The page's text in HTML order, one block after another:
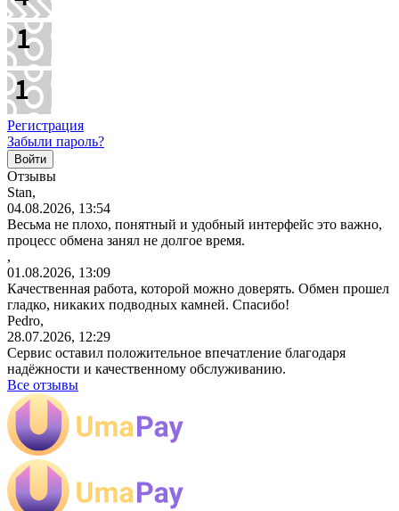
Регистрация
Забыли пароль?
Отзывы
Stan,
04.08.2026, 13:54
Весьма не плохо, понятный и удобный интерфейс это важно,
процесс обмена занял не долгое время.
,
01.08.2026, 13:09
Качественная работа, которой можно доверять. Обмен прошел
гладко, никаких подводных камней. Спасибо!
Pedro,
28.07.2026, 12:29
Сервис оставил положительное впечатление благодаря
надёжности и качественному обслуживанию.
Все отзывы